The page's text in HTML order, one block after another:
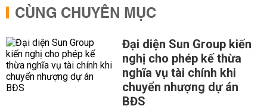
CÙNG CHUYÊN MỤC
Đại diện Sun Group kiến
nghị cho phép kế thừa
nghĩa vụ tài chính khi
chuyển nhượng dự án
BĐS